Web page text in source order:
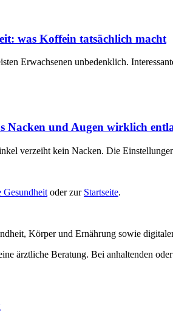
was Koffein tatsächlich macht
Erwachsenen unbedenklich.
Nacken und Augen wirklich
verzeiht kein Nacken. Die
Gesundheit oder zur Startseite.
Körper und Ernährung sowie
ärztliche Beratung. Bei anhaltenden